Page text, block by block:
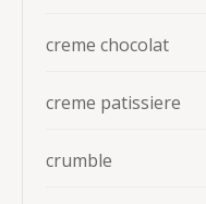
creme chocolat
creme patissiere
crumble